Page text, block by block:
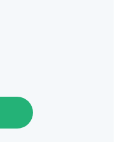
Trydan/Trydan Pro